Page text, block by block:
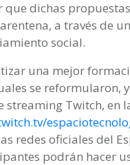
que dichas
a través de
social.
una mejor
se reformularon,
Twitch, en
redes oficiales del
podrán hacer